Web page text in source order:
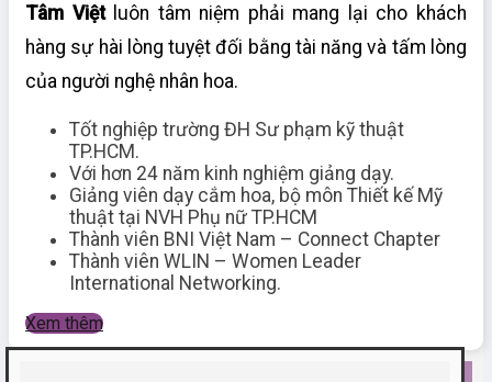
Tâm Việtluôn tâm niệm phải mang lại cho khách
hàng sự hài lòng tuyệt đối bằng tài năng và tấm lòng
của người nghệ nhân hoa.
Tốt nghiệp trường ĐH Sư phạm kỹ thuật
TP.HCM.
Với hơn 24 năm kinh nghiệm giảng dạy.
Giảng viên dạy cắm hoa, bộ môn Thiết kế Mỹ
thuật tại NVH Phụ nữ TP.HCM
Thành viên BNI Việt Nam – Connect Chapter
Thành viên WLIN – Women Leader
International Networking.
Xem thêm